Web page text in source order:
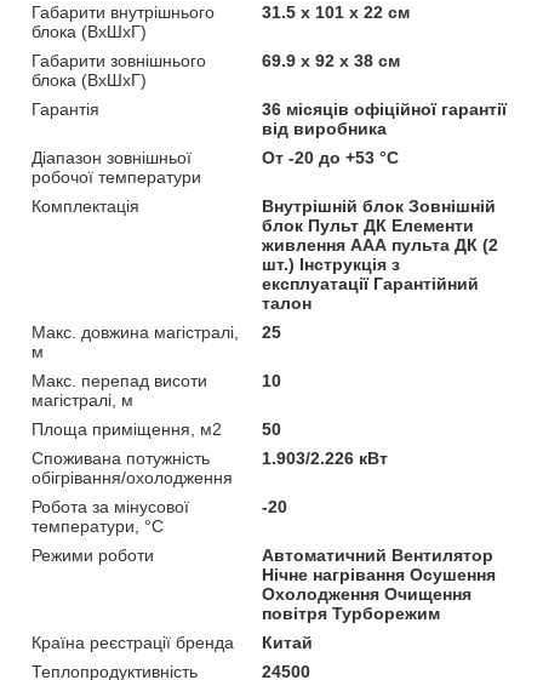
Габарити внутрішнього
блока (ВхШхГ)
31.5 х 101 х 22 см
Габарити зовнішнього
блока (ВхШхГ)
69.9 х 92 х 38 см
Гарантія
36 місяців офіційної гарантії
від виробника
Діапазон зовнішньої
робочої температури
От -20 до +53 °C
Комплектація
Внутрішній блок Зовнішній
блок Пульт ДК Елементи
живлення ААА пульта ДК (2
шт.) Інструкція з
експлуатації Гарантійний
талон
Макс. довжина магістралі,
м
25
Макс. перепад висоти
магістралі, м
10
Площа приміщення, м2
50
Споживана потужність
обігрівання/охолодження
1.903/2.226 кВт
Робота за мінусової
температури, °C
-20
Режими роботи
Автоматичний Вентилятор
Нічне нагрівання Осушення
Охолодження Очищення
повітря Турборежим
Країна реєстрації бренда
Китай
Теплопродуктивність
24500